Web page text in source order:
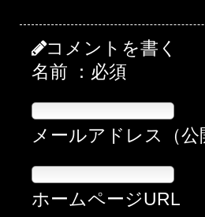
コメントを書く
名前 ：必須
メールアドレス（
ホームページURL